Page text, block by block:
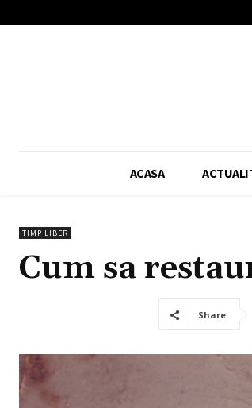
ACASA
TIMP LIBER
Cum sa
Share